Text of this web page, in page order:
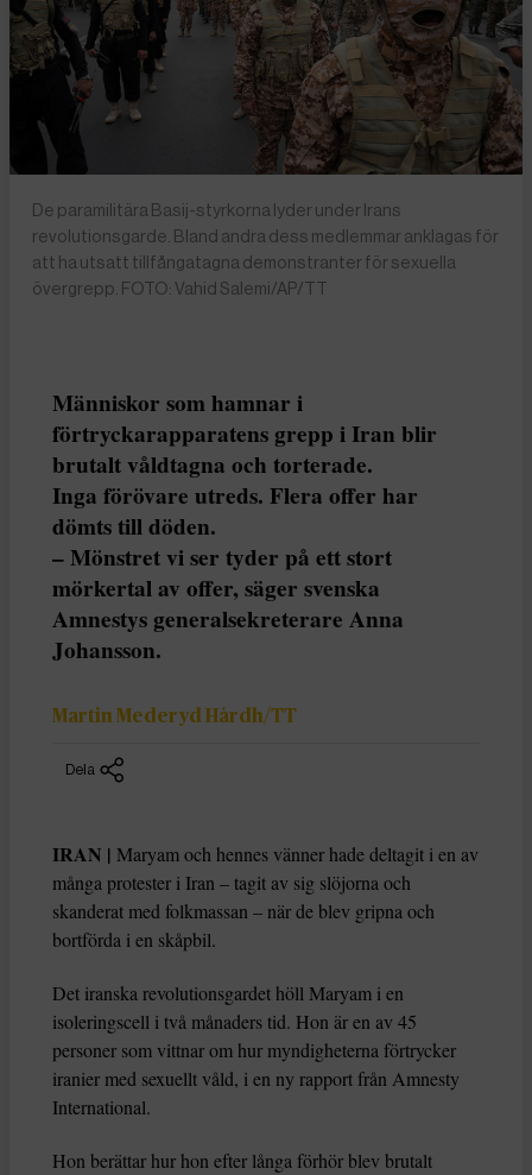
De paramilitära Basij-styrkorna lyder under Irans
revolutionsgarde. Bland andra dess medlemmar anklagas för
att ha utsatt tillfångatagna demonstranter för sexuella
övergrepp. FOTO: Vahid Salemi/AP/TT
Människor som hamnar i
förtryckarapparatens grepp i Iran blir
brutalt våldtagna och torterade.
Inga förövare utreds. Flera offer har
dömts till döden.
– Mönstret vi ser tyder på ett stort
mörkertal av offer, säger svenska
Amnestys generalsekreterare Anna
Johansson.
Martin Mederyd Hårdh/TT
Dela
IRAN | Maryam och hennes vänner hade deltagit i en av
många protester i Iran – tagit av sig slöjorna och
skanderat med folkmassan – när de blev gripna och
bortförda i en skåpbil.
Det iranska revolutionsgardet höll Maryam i en
isoleringscell i två månaders tid. Hon är en av 45
personer som vittnar om hur myndigheterna förtrycker
iranier med sexuellt våld, i en ny rapport från Amnesty
International.
Hon berättar hur hon efter långa förhör blev brutalt